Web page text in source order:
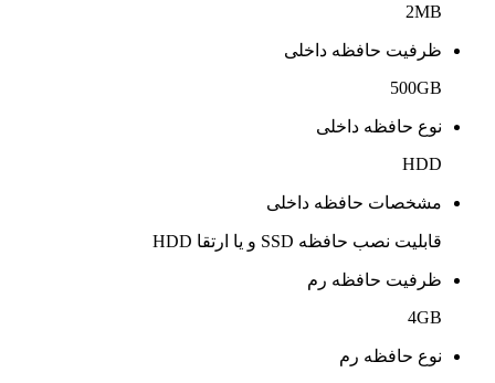
2MB
ظرفیت حافظه داخلی
500GB
نوع حافظه داخلی
HDD
مشخصات حافظه داخلی
قابلیت نصب حافظه SSD و یا ارتقا HDD
ظرفیت حافظه رم
4GB
نوع حافظه رم